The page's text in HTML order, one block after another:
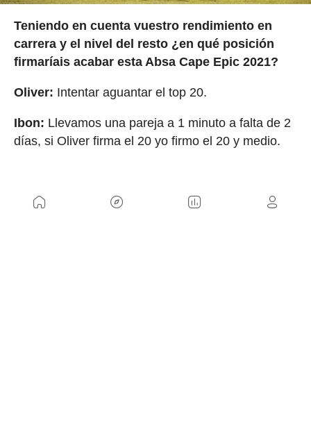
Teniendo en cuenta vuestro rendimiento en
carrera y el nivel del resto ¿en qué posición
firmaríais acabar esta Absa Cape Epic 2021?
Oliver: Intentar aguantar el top 20.
Ibon: Llevamos una pareja a 1 minuto a falta de 2
días, si Oliver firma el 20 yo firmo el 20 y medio.